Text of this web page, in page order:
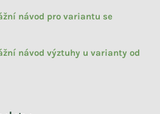
návod pro variantu se
návod výztuhy u varianty od